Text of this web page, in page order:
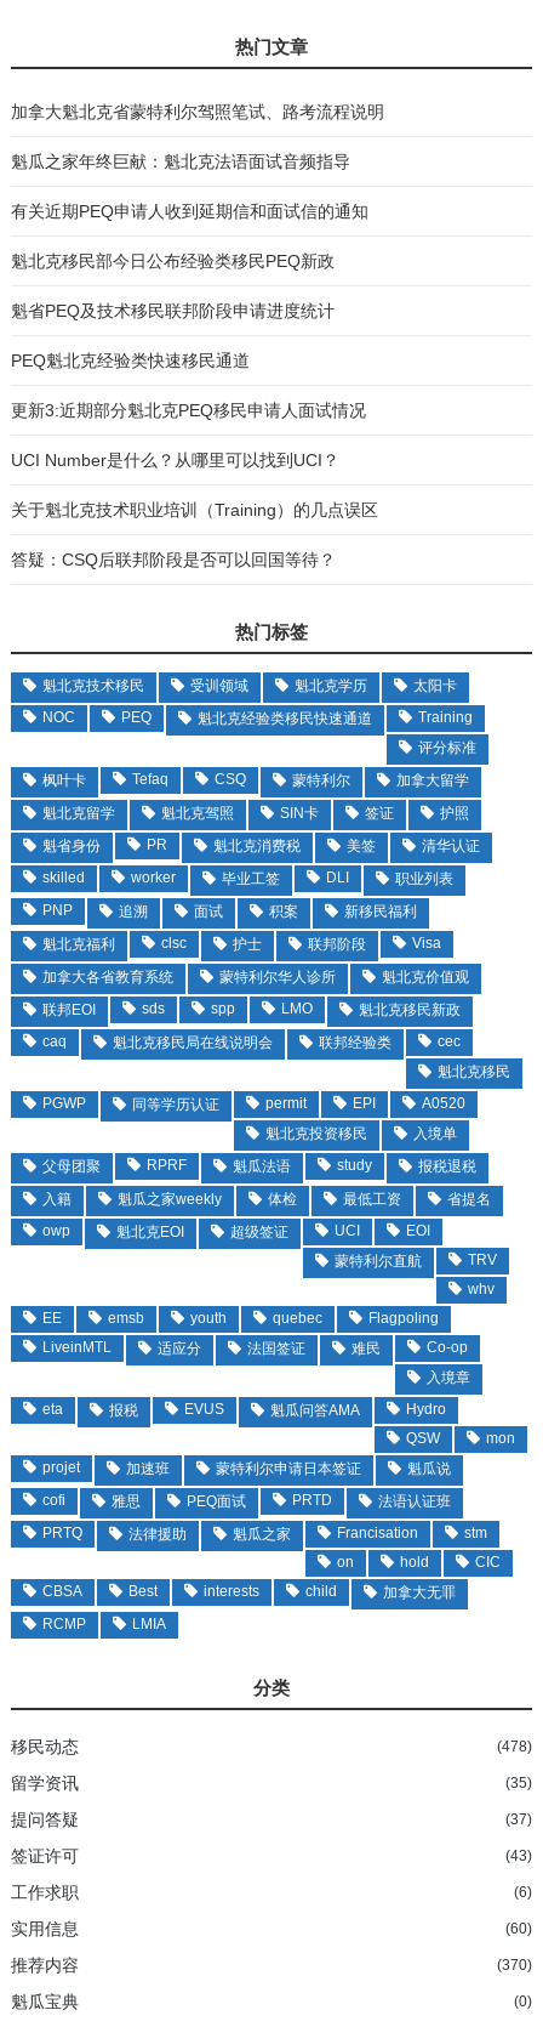
热门文章
加拿大魁北克省蒙特利尔驾照笔试、路考流程说明
魁瓜之家年终巨献：魁北克法语面试音频指导
有关近期PEQ申请人收到延期信和面试信的通知
魁北克移民部今日公布经验类移民PEQ新政
魁省PEQ及技术移民联邦阶段申请进度统计
PEQ魁北克经验类快速移民通道
更新3:近期部分魁北克PEQ移民申请人面试情况
UCI Number是什么？从哪里可以找到UCI？
关于魁北克技术职业培训（Training）的几点误区
答疑：CSQ后联邦阶段是否可以回国等待？
热门标签
魁北克技术移民 受训领域 魁北克学历
太阳卡
NOC
PEQ 魁北克经验类移民快速通道
Training
评分标准
枫叶卡
Tefaq CSQ 蒙特利尔
加拿大留学
魁北克留学
魁北克驾照 SIN卡 签证
护照
魁省身份
PR 魁北克消费税 美签
清华认证
skilled
worker 毕业工签 DLI
职业列表
PNP
追溯 面试 积案
新移民福利
魁北克福利
clsc 护士 联邦阶段
Visa
加拿大各省教育系统
蒙特利尔华人诊所
魁北克价值观
联邦EOI
sds spp LMO
魁北克移民新政
caq
魁北克移民局在线说明会 联邦经验类
cec
魁北克移民
PGWP
同等学历认证 permit EPI
A0520
魁北克投资移民
入境单
父母团聚
RPRF 魁瓜法语 study
报税退税
入籍
魁瓜之家weekly 体检 最低工资
省提名
owp
魁北克EOI 超级签证 UCI
EOI
蒙特利尔直航
TRV
whv
EE
emsb youth quebec
Flagpoling
LiveinMTL
适应分 法国签证 难民
Co-op
入境章
eta
报税 EVUS 魁瓜问答AMA
Hydro
QSW
mon
projet
加速班 蒙特利尔申请日本签证
魁瓜说
cofi
雅思 PEQ面试 PRTD
法语认证班
PRTQ
法律援助 魁瓜之家 Francisation
stm
on
hold
CIC
CBSA
Best interests child
加拿大无罪
RCMP
LMIA
分类
移民动态 (478)
留学资讯 (35)
提问答疑 (37)
签证许可 (43)
工作求职 (6)
实用信息 (60)
推荐内容 (370)
魁瓜宝典 (0)